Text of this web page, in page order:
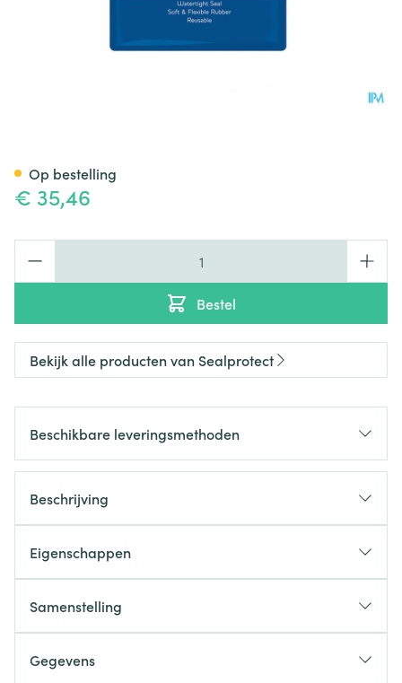
€ 35,46
Bestel
Op bestelling
Bekijk alle producten van Sealprotect
Beschikbare leveringsmethoden
Beschrijving
Eigenschappen
Samenstelling
Gegevens